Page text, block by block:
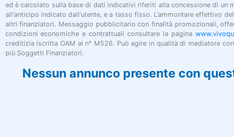
Nessun annunco presente con
ed è calcolato sulla base di dati indicativi riferiti alla concessione di un
all'anticipo indicato dall'utente, e a tasso fisso. L’ammontare effettivo
altri finanziatori. Messaggio pubblicitario con finalità promozionali,
condizioni economiche e contrattuali consultare la pagina
creditizia iscritta OAM al n° M526. Può agire in qualità di mediatore
più Soggetti Finanziatori.